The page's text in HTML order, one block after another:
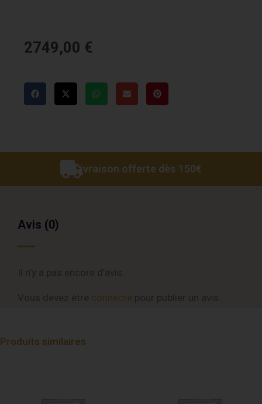
2749,00 €
Livraison offerte dès 150€
Avis (0)
connecté
Produits similaires